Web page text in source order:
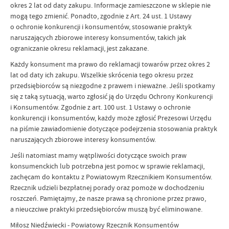
okres 2 lat od daty zakupu. Informacje zamieszczone w sklepie nie
mogą tego zmienić. Ponadto, zgodnie z Art. 24 ust. 1 Ustawy
o ochronie konkurencji i konsumentów, stosowanie praktyk
naruszających zbiorowe interesy konsumentów, takich jak
ograniczanie okresu reklamacji, jest zakazane.
Każdy konsument ma prawo do reklamacji towarów przez okres 2
lat od daty ich zakupu. Wszelkie skrócenia tego okresu przez
przedsiębiorców są niezgodne z prawem i nieważne. Jeśli spotkamy
się z taką sytuacją, warto zgłosić ją do Urzędu Ochrony Konkurencji
i Konsumentów. Zgodnie z art. 100 ust. 1 Ustawy o ochronie
konkurencji i konsumentów, każdy może zgłosić Prezesowi Urzędu
na piśmie zawiadomienie dotyczące podejrzenia stosowania praktyk
naruszających zbiorowe interesy konsumentów.
Jeśli natomiast mamy wątpliwości dotyczące swoich praw
konsumenckich lub potrzebna jest pomoc w sprawie reklamacji,
zachęcam do kontaktu z Powiatowym Rzecznikiem Konsumentów.
Rzecznik udzieli bezpłatnej porady oraz pomoże w dochodzeniu
roszczeń. Pamiętajmy, że nasze prawa są chronione przez prawo,
a nieuczciwe praktyki przedsiębiorców muszą być eliminowane.
Miłosz Niedźwiecki - Powiatowy Rzecznik Konsumentów